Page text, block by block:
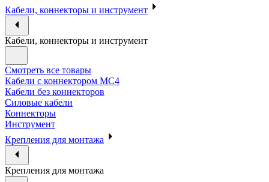
Кабели, коннекторы и инструмент
Кабели, коннекторы и инструмент
Смотреть все товары
Кабели с коннектором МС4
Кабели без коннекторов
Силовые кабели
Коннекторы
Инструмент
Крепления для монтажа
Крепления для монтажа